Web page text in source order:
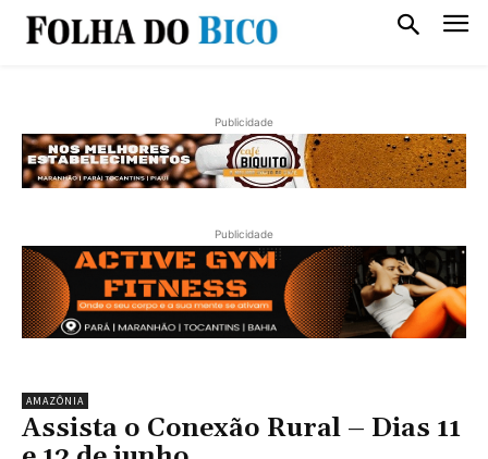
Publicidade
Publicidade
AMAZÔNIA
Assista o Conexão Rural – Dias 11